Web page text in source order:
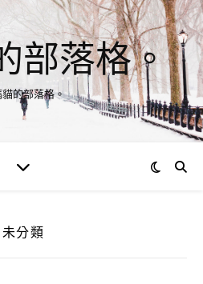
部落格。
的部落格。
未分類